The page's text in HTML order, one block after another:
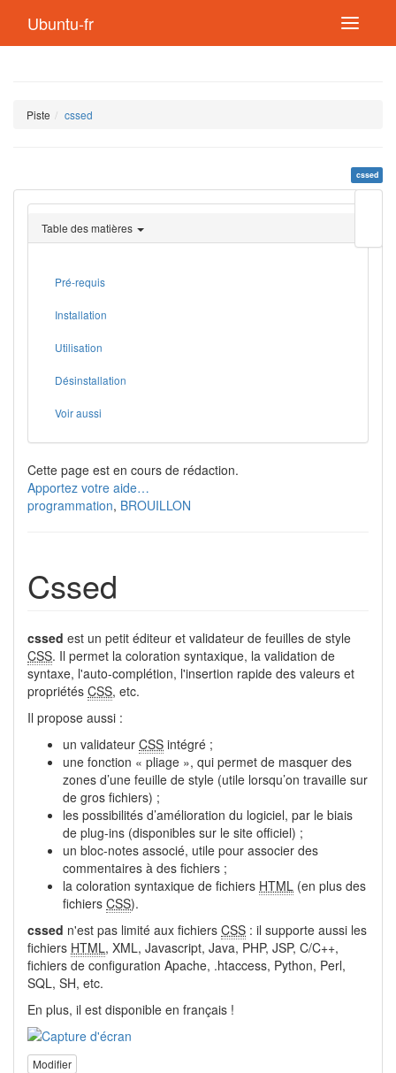
Ubuntu-fr
Piste cssed
cssed
page
Table des matières
Pré-requis
Installation
Utilisation
Désinstallation
Voir aussi
Cette page est en cours de rédaction.
Apportez votre aide…
programmation, BROUILLON
Cssed
cssed est un petit éditeur et validateur de feuilles de style
CSS. Il permet la coloration syntaxique, la validation de
syntaxe, l'auto-complétion, l'insertion rapide des valeurs et
propriétés CSS, etc.
Il propose aussi :
un validateur CSS intégré ;
une fonction « pliage », qui permet de masquer des
zones d’une feuille de style (utile lorsqu’on travaille sur
de gros fichiers) ;
les possibilités d’amélioration du logiciel, par le biais
de plug-ins (disponibles sur le site officiel) ;
un bloc-notes associé, utile pour associer des
commentaires à des fichiers ;
la coloration syntaxique de fichiers HTML (en plus des
fichiers CSS).
cssed n'est pas limité aux fichiers CSS : il supporte aussi les
fichiers HTML, XML, Javascript, Java, PHP, JSP, C/C++,
fichiers de configuration Apache, .htaccess, Python, Perl,
SQL, SH, etc.
En plus, il est disponible en français !
Modifier